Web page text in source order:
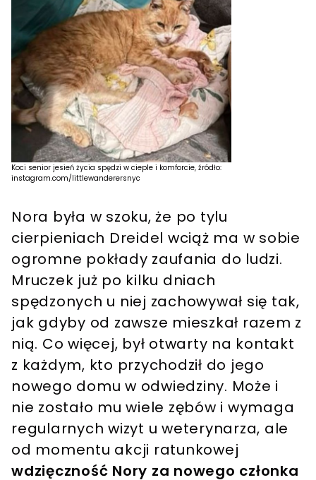
Koci senior jesień życia spędzi w cieple i komforcie, źródło:
instagram.com/littlewanderersnyc
Nora była w szoku, że po tylu
cierpieniach Dreidel wciąż ma w sobie
ogromne pokłady zaufania do ludzi.
Mruczek już po kilku dniach
spędzonych u niej zachowywał się tak,
jak gdyby od zawsze mieszkał razem z
nią. Co więcej, był otwarty na kontakt
z każdym, kto przychodził do jego
nowego domu w odwiedziny. Może i
nie zostało mu wiele zębów i wymaga
regularnych wizyt u weterynarza, ale
od momentu akcji ratunkowej
wdzięczność Nory za nowego członka